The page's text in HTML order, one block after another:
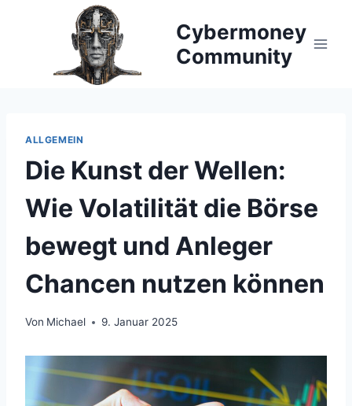
Cybermoney
Community
ALLGEMEIN
Die Kunst der Wellen:
Wie Volatilität die Börse
bewegt und Anleger
Chancen nutzen können
Von Michael 9. Januar 2025